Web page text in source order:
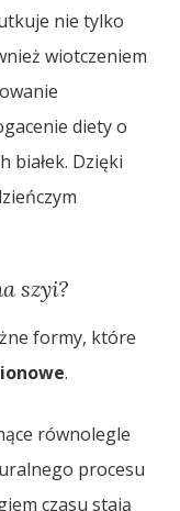
nie tylko
wiotczeniem
diety o
białek. Dzięki
szyi?
formy, które
.
równolegle
procesu
czasu stają